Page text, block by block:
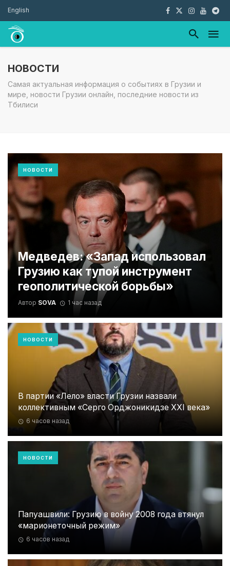
English
НОВОСТИ
Самая актуальная информация о событиях в Грузии и
мире, новости Грузии онлайн, последние новости из
Тбилиси
Медведев: «Запад использовал
Грузию как тупой инструмент
геополитической борьбы»
Автор SOVA 1 час назад
НОВОСТИ
В партии «Лело» власти Грузии назвали
коллективным «Серго Орджоникидзе XXI века»
6 часов назад
НОВОСТИ
Папуашвили: Грузию в войну 2008 года втянул
«марионеточный режим»
6 часов назад
НОВОСТИ